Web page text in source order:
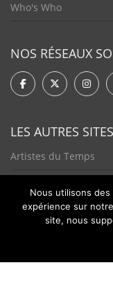
Who's Who
NOS RÉSEAUX
LES AUTRES
Artistes du Temps
Nous utilisons
expérience sur
site, nous